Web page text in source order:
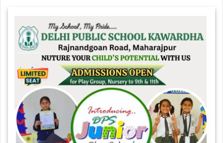
e
b
o
k
s
A
p
p
gr
a
m
e